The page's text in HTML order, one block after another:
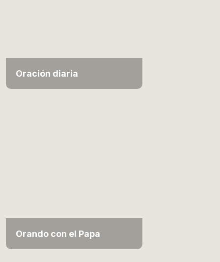
Oración diaria
Orando con el Papa